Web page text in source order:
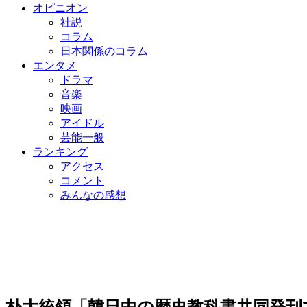
オピニオン
社説
コラム
日本関係のコラム
エンタメ
ドラマ
音楽
映画
アイドル
芸能一般
ランキング
アクセス
コメント
みんなの感想